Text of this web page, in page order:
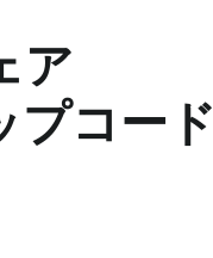
ア
プコード